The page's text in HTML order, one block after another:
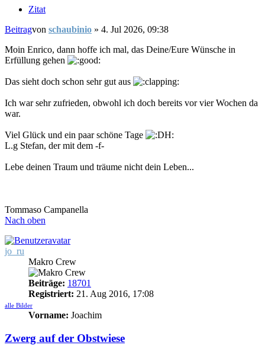
Zitat
Beitragvon schaubinio » 4. Jul 2026, 09:38
Moin Enrico, dann hoffe ich mal, das Deine/Eure Wünsche in
Erfüllung gehen
Das sieht doch schon sehr gut aus
Ich war sehr zufrieden, obwohl ich doch bereits vor vier Wochen da
war.
Viel Glück und ein paar schöne Tage
L.g Stefan, der mit dem -f-
Lebe deinen Traum und träume nicht dein Leben...
Tommaso Campanella
Nach oben
jo_ru
Makro Crew
Beiträge: 18701
Registriert: 21. Aug 2016, 17:08
alle Bilder
Vorname: Joachim
Zwerg auf der Obstwiese